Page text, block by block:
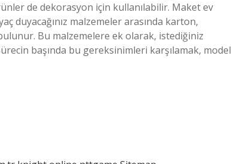
de dekorasyon için kullanılabilir. Maket ev
duyacağınız malzemeler arasında karton,
Bu malzemelere ek olarak, istediğiniz
başında bu gereksinimleri karşılamak, model